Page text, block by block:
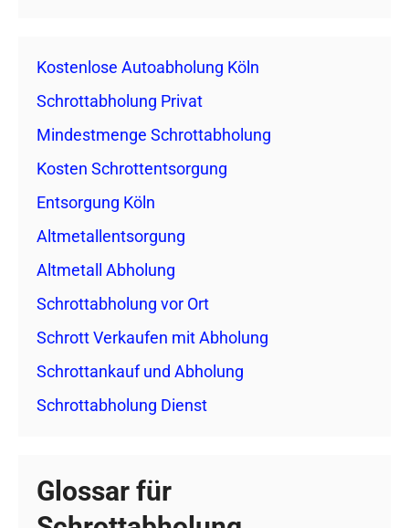
Kostenlose Autoabholung Köln
Schrottabholung Privat
Mindestmenge Schrottabholung
Kosten Schrottentsorgung
Entsorgung Köln
Altmetallentsorgung
Altmetall Abholung
Schrottabholung vor Ort
Schrott Verkaufen mit Abholung
Schrottankauf und Abholung
Schrottabholung Dienst
Glossar für